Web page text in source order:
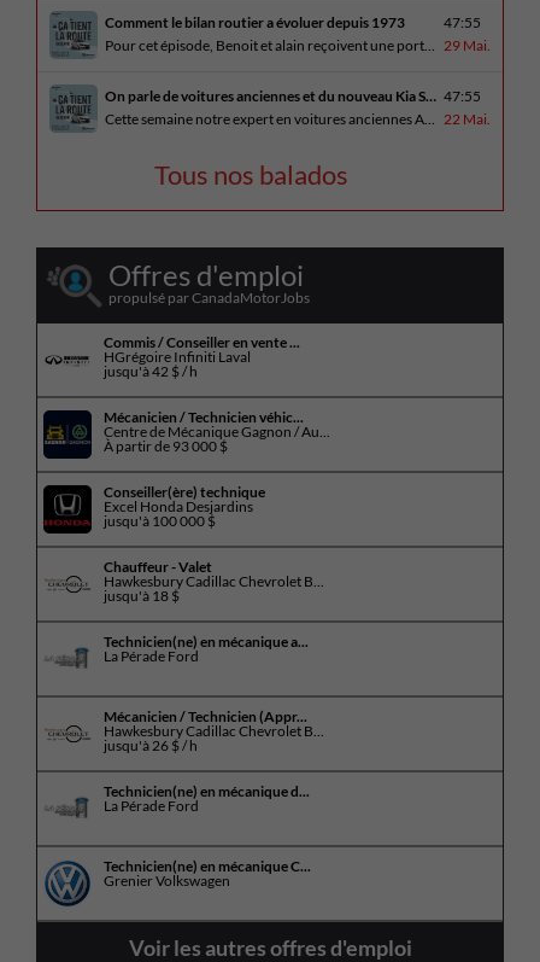
Comment le bilan routier a évoluer depuis 1973
Pour cet épisode, Benoit et alain reçoivent une porte parole de la SAAQ, Geneviève Côté, qui parle de l’actuelle campagne publicitaire au sujet du bilan routier et des gestes concrets pour diminuer les décès sur nos routes. On parle aussi au président de Lexus Canada, Martin Gilbert, de la nouvelle Lexus ES. En essai routier, [...]
47:55
29 Mai.
On parle de voitures anciennes et du nouveau Kia Seltos 2027
Cette semaine notre expert en voitures anciennes André Fitzback vient donner des trucs pour ne pas perdre ses enjoliveurs sur nos vieilles voitures. Benoit revient de la Corée du Sud et nous offre un essai exclusif du Kia Seltos 2027 qui arrive plus tard cet été et Alain a fait l’essai du Toyota Tundra hybride.
47:55
22 Mai.
Tous nos balados
Offres d'emploi
propulsé par CanadaMotorJobs
Commis / Conseiller en vente ...
HGrégoire Infiniti Laval
jusqu'à42 $ / h
Mécanicien / Technicien véhic...
Centre de Mécanique Gagnon / Au...
À partir de 93 000 $
Conseiller(ère) technique
Excel Honda Desjardins
jusqu'à 100 000 $
Chauffeur - Valet
Hawkesbury Cadillac Chevrolet B...
jusqu'à 18 $
Technicien(ne) en mécanique a...
La Pérade Ford
Mécanicien / Technicien (Appr...
Hawkesbury Cadillac Chevrolet B...
jusqu'à26 $ / h
Technicien(ne) en mécanique d...
La Pérade Ford
Technicien(ne) en mécanique C...
Grenier Volkswagen
Voir les autres offres d'emploi